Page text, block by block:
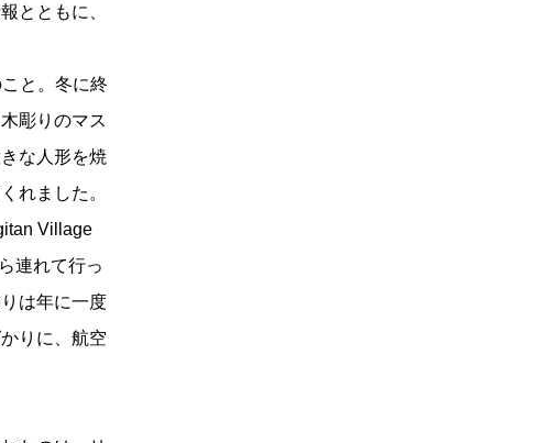
とともに、
と。冬に終
彫りのマス
な人形を焼
れました。
Village
連れて行っ
は年に一度
りに、航空